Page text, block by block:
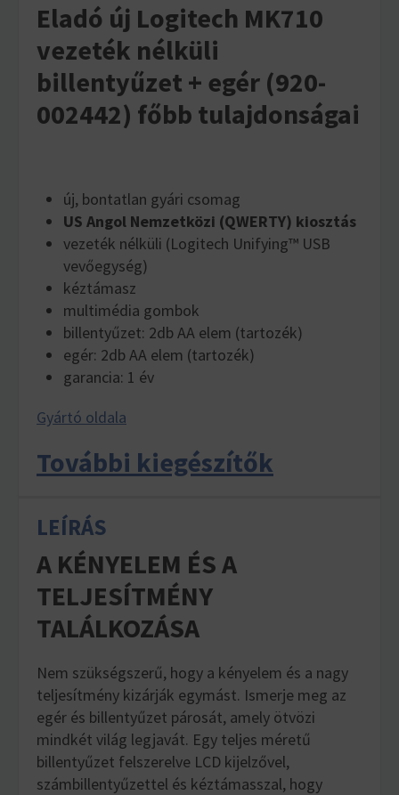
Eladó új Logitech MK710
vezeték nélküli
billentyűzet + egér (920-
002442) főbb tulajdonságai
új, bontatlan gyári csomag
US Angol Nemzetközi (QWERTY) kiosztás
vezeték nélküli (Logitech Unifying™ USB
vevőegység)
kéztámasz
multimédia gombok
billentyűzet: 2db AA elem (tartozék)
egér: 2db AA elem (tartozék)
garancia: 1 év
Gyártó oldala
További kiegészítők
LEÍRÁS
A KÉNYELEM ÉS A
TELJESÍTMÉNY
TALÁLKOZÁSA
Nem szükségszerű, hogy a kényelem és a nagy
teljesítmény kizárják egymást. Ismerje meg az
egér és billentyűzet párosát, amely ötvözi
mindkét világ legjavát. Egy teljes méretű
billentyűzet felszerelve LCD kijelzővel,
számbillentyűzettel és kéztámasszal, hogy